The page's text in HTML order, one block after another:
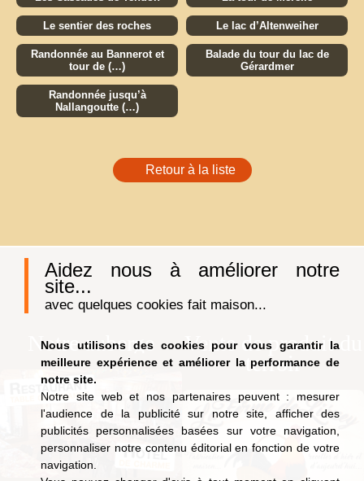
Aidez nous à améliorer notre
site...
avec quelques cookies fait maison...
Nous utilisons des cookies pour vous garantir la
meilleure expérience et améliorer la performance de
notre site.
Notre site web et nos partenaires peuvent : mesurer
l'audience de la publicité sur notre site, afficher des
publicités personnalisées basées sur votre navigation,
personnaliser notre contenu éditorial en fonction de votre
navigation.
Le sentier des roches Le lac d’Altenweiher
Randonnée au Bannerot et
tour de (…)
Balade du tour du lac de
Gérardmer
Randonnée jusqu’à
Nallangoutte (…)
Retour à la liste
Notre auberge
Vente de produit du
terroir